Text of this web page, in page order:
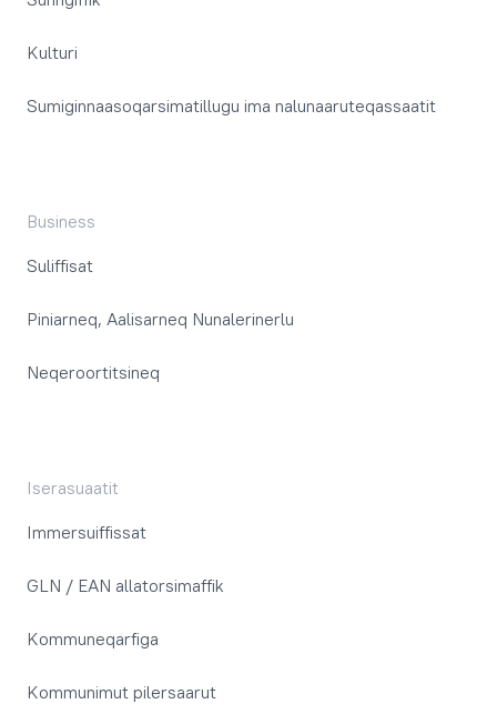
Kulturi
Sumiginnaasoqarsimatillugu ima nalunaaruteqassaatit
Business
Suliffisat
Piniarneq, Aalisarneq Nunalerinerlu
Neqeroortitsineq
Iserasuaatit
Immersuiffissat
GLN / EAN allatorsimaffik
Kommuneqarfiga
Kommunimut pilersaarut